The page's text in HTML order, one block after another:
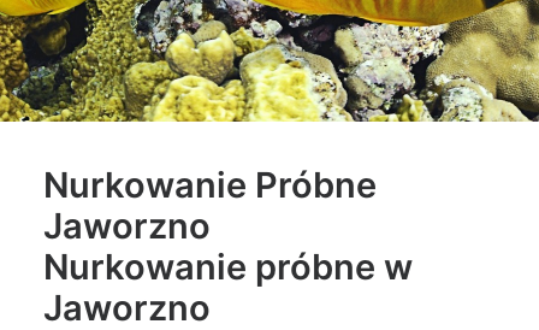
Nurkowanie Próbne
Jaworzno
Nurkowanie próbne w
Jaworzno